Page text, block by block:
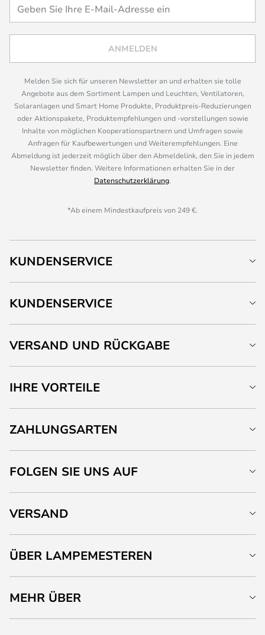
ANMELDEN
Melden Sie sich für unseren Newsletter an und erhalten sie tolle
Angebote aus dem Sortiment Lampen und Leuchten, Ventilatoren,
Solaranlagen und Smart Home Produkte, Produktpreis-Reduzierungen
oder Aktionspakete, Produktempfehlungen und -vorstellungen sowie
Inhalte von möglichen Kooperationspartnern und Umfragen sowie
Anfragen für Kaufbewertungen und Weiterempfehlungen. Eine
Abmeldung ist jederzeit möglich über den Abmeldelink, den Sie in jedem
Newsletter finden. Weitere Informationen erhalten Sie in der
Datenschutzerklärung.
*Ab einem Mindestkaufpreis von 249 €.
KUNDENSERVICE
KUNDENSERVICE
VERSAND UND RÜCKGABE
IHRE VORTEILE
ZAHLUNGSARTEN
FOLGEN SIE UNS AUF
VERSAND
ÜBER LAMPEMESTEREN
MEHR ÜBER